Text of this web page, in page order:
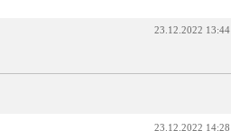
23.12.2022 13:44
23.12.2022 14:28